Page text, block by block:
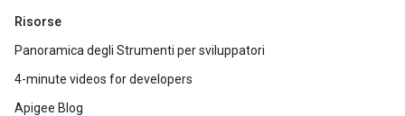
Risorse
Panoramica degli Strumenti per sviluppatori
4-minute videos for developers
Apigee Blog